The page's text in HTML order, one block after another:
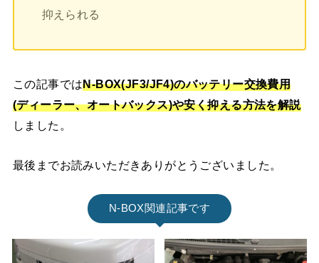
抑えられる
この記事ではN-BOX(JF3/JF4)のバッテリー交換費用
(ディーラー、オートバックス)や安く抑える方法を解説
しました。
最後までお読みいただきありがとうございました。
N-BOX関連記事です